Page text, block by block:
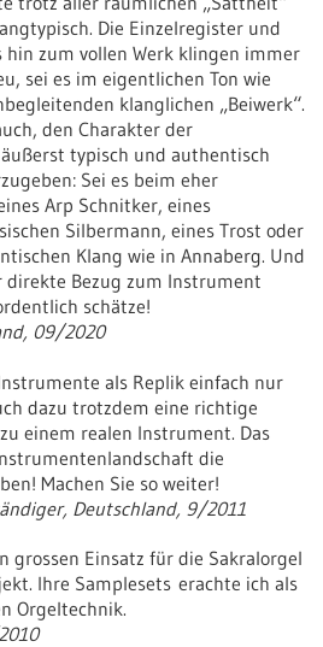
Die Einzelregister und
zum vollen Werk klingen immer
sei es im eigentlichen Ton wie
klanglichen „Beiwerk“.
den Charakter der
typisch und authentisch
Sei es beim eher
Arp Schnitker, eines
Silbermann, eines Trost oder
Klang wie in Annaberg. Und
Bezug zum Instrument
schätze!
09/2020
als Replik einfach nur
dazu trotzdem eine richtige
einem realen Instrument. Das
die
Machen Sie so weiter!
Deutschland, 9/2011
grossen Einsatz für die Sakralorgel
Ihre Samplesets erachte ich als
Orgeltechnik.